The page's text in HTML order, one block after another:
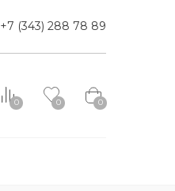
+7 (343) 288 78 89
0 0 0